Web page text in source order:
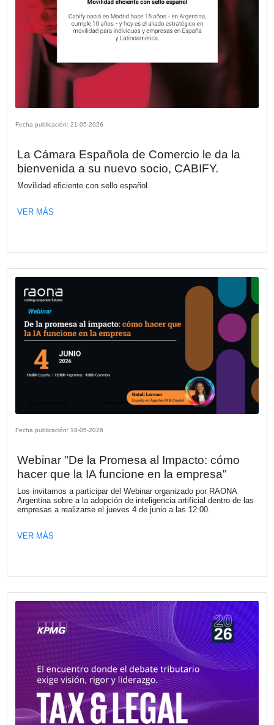
Fecha publicación: 02-06-2026
Del proyecto digital al cambio real:
transformación efectiva
En este webinar vamos a analizar por qué muchas
transformación digital no alcanzan los resultados
Fecha publicación: 27-05-2026